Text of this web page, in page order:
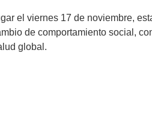
el viernes 17 de noviembre,
de comportamiento social,
global.